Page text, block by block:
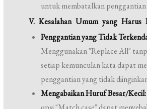
untuk membatalkan
V. Kesalahan Umum yang Harus
Penggantian yang Tidak
Menggunakan "Replace All"
setiap kemunculan kata dapat
penggantian yang tidak
Mengabaikan Huruf Besar/Kecil: